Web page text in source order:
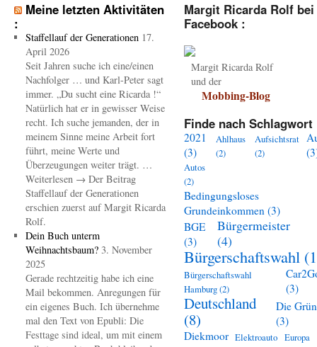
Meine letzten Aktivitäten
:
Staffellauf der Generationen 17.
April 2026
Seit Jahren suche ich eine/einen
Nachfolger … und Karl-Peter sagt
immer. „Du sucht eine Ricarda !“
Natürlich hat er in gewisser Weise
recht. Ich suche jemanden, der in
meinem Sinne meine Arbeit fort
führt, meine Werte und
Überzeugungen weiter trägt. …
Weiterlesen → Der Beitrag
Staffellauf der Generationen
erschien zuerst auf Margit Ricarda
Rolf.
Dein Buch unterm
Weihnachtsbaum? 3. November
2025
Gerade rechtzeitig habe ich eine
Mail bekommen. Anregungen für
ein eigenes Buch. Ich übernehme
mal den Text von Epubli: Die
Festtage sind ideal, um mit einem
Margit Ricarda Rolf bei
Facebook :
Margit Ricarda Rolf
und der
Mobbing-Blog
Finde nach Schlagwort
2021
(3)
Ahlhaus
(2)
Aufsichtsrat
(2)
Autos
(2)
Bedingungsloses
Grundeinkommen (3)
BGE
(3)
Bürgermeister
(4)
Bürgerschaftswahl
Bürgerschaftswahl
Hamburg(2)
(3)
Deutschland
(8)
Die
(3)
Diekmoor Elektroauto Europa